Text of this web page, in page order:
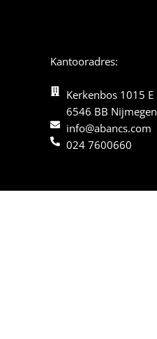
Kantooradres:
Kerkenbos 1015 E
6546 BB Nijmegen
info@abancs.com
024 7600660